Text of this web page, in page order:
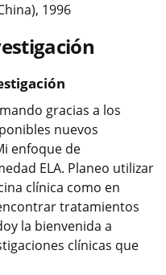
1996
gracias a los
nuevos
enfoque de
ELA. Planeo utilizar
clínica como en
tratamientos
la bienvenida a
clínicas que